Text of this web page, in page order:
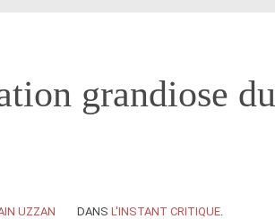
grandiose
UZZAN DANS L'INSTANT CRITIQUE